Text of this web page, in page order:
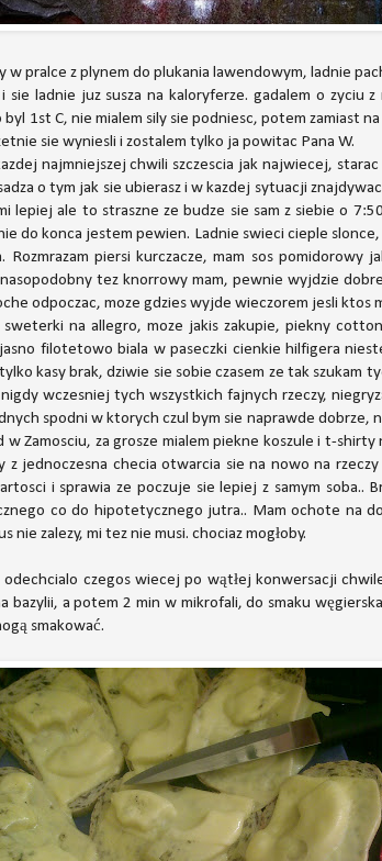
w pralce z plynem do plukania lawendowym, ladnie
ladnie juz susza na kaloryferze. gadalem o zyciu
1st C, nie mialem sily sie podniesc, potem zamiast
sie wyniesli i zostalem tylko ja powitac Pana W.
najmniejszej chwili szczescia jak najwiecej,
o tym jak sie ubierasz i w kazdej sytuacji
lepiej ale to straszne ze budze sie sam z siebie o
do konca jestem pewien. Ladnie swieci cieple
Rozmrazam piersi kurczacze, mam sos pomidorowy
tez knorrowy mam, pewnie wyjdzie
odpoczac, moze gdzies wyjde wieczorem jesli ktos
sweterki na allegro, moze jakis zakupie, piekny
filotetowo biala w paseczki cienkie hilfigera
kasy brak, dziwie sie sobie czasem ze tak szukam
wczesniej tych wszystkich fajnych rzeczy,
spodni w ktorych czul bym sie naprawde dobrze,
Zamosciu, za grosze mialem piekne koszule i t-
z jednoczesna checia otwarcia sie na nowo na
i sprawia ze poczuje sie lepiej z samym soba..
co do hipotetycznego jutra.. Mam ochote na
nie zalezy, mi tez nie musi. chociaz mogłoby.
czegos wiecej po wątłej konwersacji
bazylii, a potem 2 min w mikrofali, do smaku
smakować.